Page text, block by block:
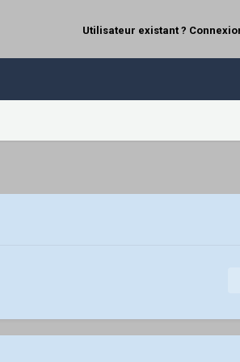
Utilisateur existant ?